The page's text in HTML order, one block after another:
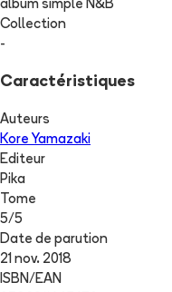
album simple N&B
Collection
-
Caractéristiques
Auteurs
Kore Yamazaki
Editeur
Pika
Tome
5/5
Date de parution
21 nov. 2018
ISBN/EAN